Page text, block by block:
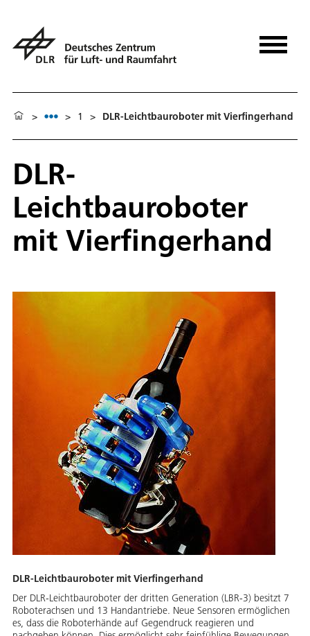
> > 1 > DLR-Leichtbauroboter mit Vierfingerhand
DLR-
Leichtbauroboter
mit Vierfingerhand
DLR-Leichtbauroboter mit Vierfingerhand
Der DLR-Leichtbauroboter der dritten Generation (LBR-3) besitzt 7
Roboterachsen und 13 Handantriebe. Neue Sensoren ermöglichen
es, dass die Roboterhände auf Gegendruck reagieren und